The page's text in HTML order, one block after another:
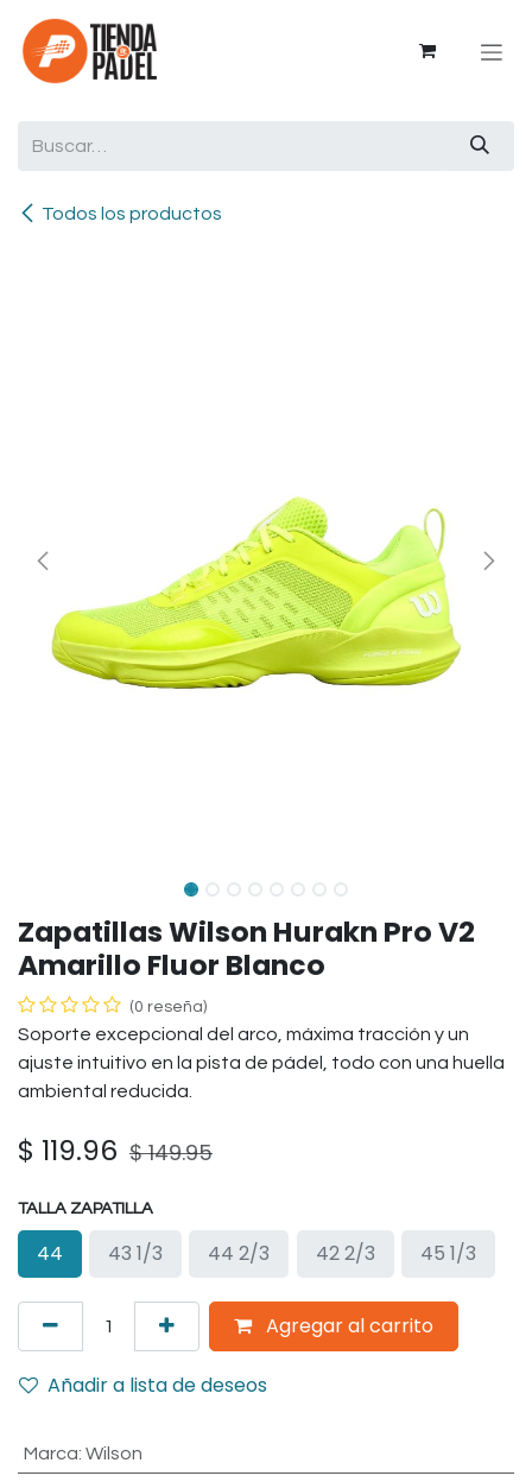
Ir al contenido
Todos los productos
Zapatillas Wilson Hurakn Pro V2
Amarillo Fluor Blanco
(0 reseña)
Soporte excepcional del arco, máxima tracción y un
ajuste intuitivo en la pista de pádel, todo con una huella
ambiental reducida.
$ 119.96 $149.95
TALLA ZAPATILLA
44 43 1/3 44 2/3 42 2/3 45 1/3
Agregar al carrito
Añadir a lista de deseos
Marca: Wilson